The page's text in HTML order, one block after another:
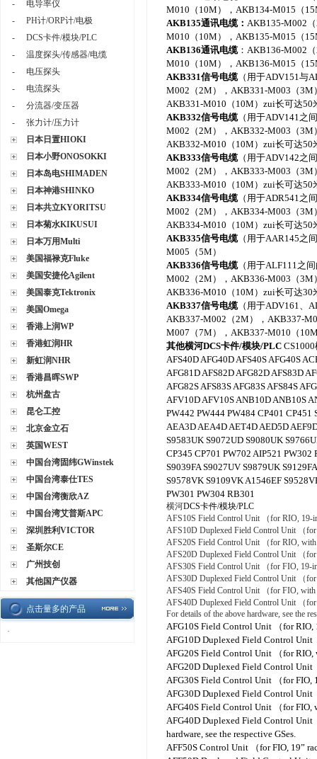
-
电导率仪
-
PH计/ORP计/电极
-
DCS卡件/模块/PLC
-
温度探头/传感器/电缆
-
电压探头
-
电流探头
-
分流器/变压器
-
张力计/压力计
日本日置HIOKI
日本小野ONOSOKKI
日本岛电SHIMADEN
日本神港SHINKO
日本共立KYORITSU
日本菊水KIKUSUI
日本万用Multi
美国福禄克Fluke
美国安捷伦Agilent
美国泰克Tektronix
美国Omega
香港上润WP
香港虹润HR
新虹润NHR
香港昌晖SWP
杭州盘古
昆仑工控
北京金立石
英国WEST
中国台湾固纬GWinstek
中国台湾泰仕TES
中国台湾衡欣AZ
中国台湾艾普斯APC
深圳胜利VICTOR
圣斯尔CE
广州技创
其他国产仪器
点击量多的产品
·
M010（10M），AKB134-M015（
AKB135通讯电缆： AKB135-M002
M010（10M），AKB135-M015（
AKB136通讯电缆：AKB136-M002
M010（10M），AKB136-M015（
AKB331信号电缆（用于ADV151与
M002（2M），AKB331-M003（
AKB331-M010（10M）zui长可达50
AKB332信号电缆（用于ADV141之
M002（2M），AKB332-M003（
AKB332-M010（10M）zui长可达50
AKB333信号电缆（用于ADV142之
M002（2M），AKB333-M003（
AKB333-M010（10M）zui长可达50
AKB334信号电缆（用于ADR541之
M002（2M），AKB334-M003（
AKB334-M010（10M）zui长可达50
AKB335信号电缆（用于AAR145之
M005（5M）
AKB336信号电缆（用于ALF111之
M002（2M），AKB336-M003（
AKB336-M010（10M）zui长可达30
AKB337信号电缆（用于ADV161、
AKB337-M002（2M），AKB337-
M007（7M），AKB337-M010（
其他横河DCS卡件/模块/PLCCS1000
AFS40D AFG40D AFS40S AFG40S
AFG81D AFS82D AFG82D AFS83D
AFG82S AFS83S AFG83S AFS84S
AFV10D AFV10S ANB10D ANB10S
PW442 PW444 PW484 CP401
AEA3D AEA4D AET4D AED5D
S9583UK S9072UD S9080UK
CP345 CP701 PW702 AIP521
S9039FA S9027UV S9879UK
S9578VK S9109VK A1546EF
PW301 PW304 RB301
横河DCS卡件/模块/PLC
AFS10S Field Control Unit （for RIO, 19-
AFS10D Duplexed Field Control Unit （
AFS20S Field Control Unit （for RIO, with
AFS20D Duplexed Field Control Unit （
AFS30S Field Control Unit （for FIO, 19-
AFS30D Duplexed Field Control Unit （
AFS40S Field Control Unit （for FIO, with
AFS40D Duplexed Field Control Unit （
For details of the above hardware, see the
AFG10S Field Control Unit （for
AFG10D Duplexed Field Control Unit
AFG20S Field Control Unit （for RIO,
AFG20D Duplexed Field Control Unit
AFG30S Field Control Unit （for FIO,
AFG30D Duplexed Field Control Unit
AFG40S Field Control Unit （for FIO,
AFG40D Duplexed Field Control Unit
hardware, see the respective GSes.
AFF50S Control Unit （for FIO, 19”